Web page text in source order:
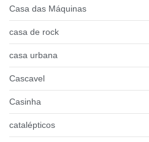
Casa das Máquinas
casa de rock
casa urbana
Cascavel
Casinha
catalépticos